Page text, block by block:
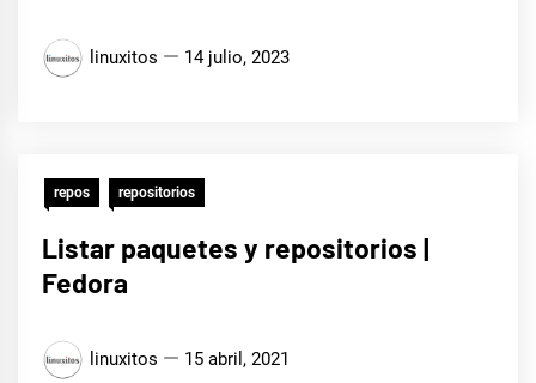
linuxitos 14 julio, 2023
repos repositorios
Listar paquetes y repositorios |
Fedora
linuxitos 15 abril, 2021